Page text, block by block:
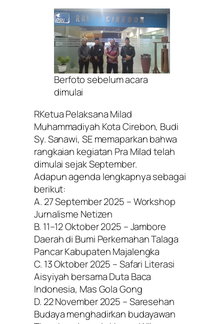
Berfoto sebelum acara
dimulai
RKetua Pelaksana Milad
Muhammadiyah Kota Cirebon, Budi
Sy. Sanawi, SE memaparkan bahwa
rangkaian kegiatan Pra Milad telah
dimulai sejak September.
Adapun agenda lengkapnya sebagai
berikut:
A. 27 September 2025 – Workshop
Jurnalisme Netizen
B. 11–12 Oktober 2025 – Jambore
Daerah di Bumi Perkemahan Talaga
Pancar Kabupaten Majalengka
C. 13 Oktober 2025 – Safari Literasi
Aisyiyah bersama Duta Baca
Indonesia, Mas Gola Gong
D. 22 November 2025 – Saresehan
Budaya menghadirkan budayawan